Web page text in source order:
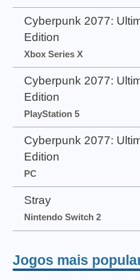
Cyberpunk 2077:
Edition
Xbox Series X
Cyberpunk 2077:
Edition
PlayStation 5
Cyberpunk 2077:
Edition
PC
Stray
Nintendo Switch 2
Jogos mais